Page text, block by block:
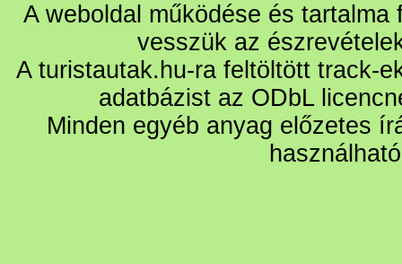
A weboldal működése és
vesszük az
A turistautak.hu-ra feltöltött track-
adatbázist az ODbL
Minden egyéb anyag előzetes